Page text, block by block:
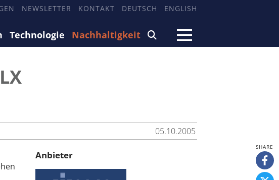
NEWSLETTER KONTAKT DEUTSCH ENGLISH
Technologie Nachhaltigkeit
05.10.2005
Anbieter